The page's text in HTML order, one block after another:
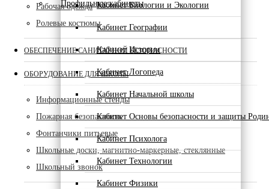
Профильные кабинеты
Кабинет Биологии и Экологии
Кабинет Географии
Кабинет Истории
Кабинет Логопеда
Кабинет Начальной школы
Кабинет Основы безопасности и защиты
Кабинет Психолога
Кабинет Технологии
Кабинет Физики
Рабочая одежда
Ролевые костюмы
ОБЕСПЕЧЕНИЕ САНИТАРНОЙ БЕЗОПАСНОСТИ
ОБОРУДОВАНИЕ ДЛЯ ШКОЛЫ
Информационные стенды
Пожарная безопасность
Фонтанчики питьевые
Школьные доски, магнитно-маркерные, стеклянные
Школьный звонок